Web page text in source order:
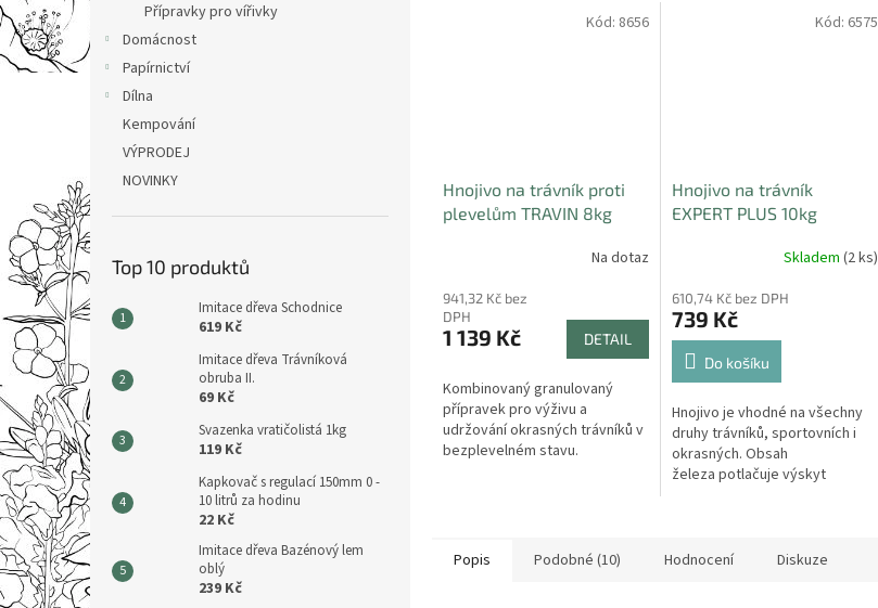
Přípravky pro vířivky
Domácnost
Papírnictví
Dílna
Kempování
VÝPRODEJ
NOVINKY
Top 10 produktů
Imitace dřeva Schodnice
619 Kč
Imitace dřeva Trávníková
obruba II.
69 Kč
Svazenka vratičolistá 1kg
119 Kč
Kapkovač s regulací 150mm 0 -
10 litrů za hodinu
22 Kč
Imitace dřeva Bazénový lem
oblý
239 Kč
Hnojivo na trávník proti
plevelům TRAVIN 8kg
Na dotaz
941,32 Kč bez
DPH
1 139 Kč DETAIL
Kombinovaný granulovaný
přípravek pro výživu a
udržování okrasných trávníků v
bezplevelném stavu.
Kód: 8656
Hnojivo na trávník
EXPERT PLUS 10kg
Skladem (2 ks)
610,74 Kč bez DPH
739 Kč
Do košíku
Hnojivo je vhodné na všechny
druhy trávníků, sportovních i
okrasných. Obsah
železa potlačuje výskyt
Kód: 6575
Popis Podobné (10) Hodnocení Diskuze